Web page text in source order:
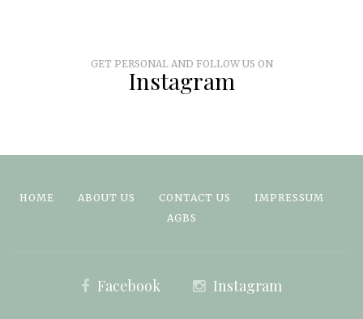
GET PERSONAL AND FOLLOW US ON
Instagram
HOME ABOUT US CONTACT US
IMPRESSUM
AGBS
Facebook Instagram